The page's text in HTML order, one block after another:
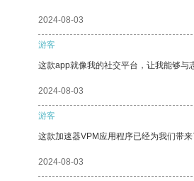
2024-08-03
游客
这款app就像我的社交平台，让我能够与
2024-08-03
游客
这款加速器VPM应用程序已经为我们带
2024-08-03